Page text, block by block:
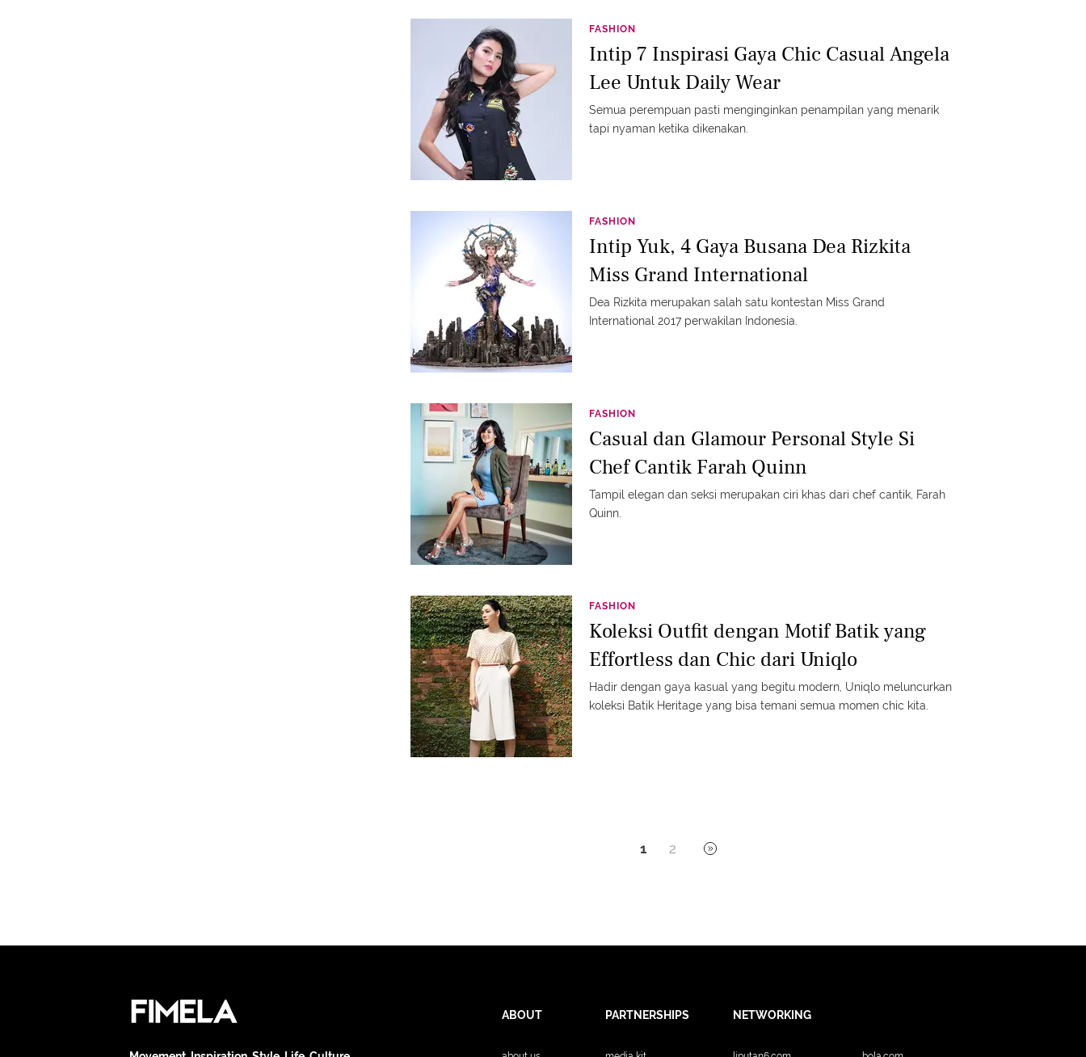
FASHION
Intip 7 Inspirasi Gaya Chic Casual Angela
Lee Untuk Daily Wear
Semua perempuan pasti menginginkan penampilan yang menarik
tapi nyaman ketika dikenakan.
FASHION
Intip Yuk, 4 Gaya Busana Dea Rizkita
Miss Grand International
Dea Rizkita merupakan salah satu kontestan Miss Grand
International 2017 perwakilan Indonesia.
FASHION
Casual dan Glamour Personal Style Si
Chef Cantik Farah Quinn
Tampil elegan dan seksi merupakan ciri khas dari chef cantik, Farah
Quinn.
FASHION
Koleksi Outfit dengan Motif Batik yang
Effortless dan Chic dari Uniqlo
Hadir dengan gaya kasual yang begitu modern, Uniqlo meluncurkan
koleksi Batik Heritage yang bisa temani semua momen chic kita.
1 2
ABOUT PARTNERSHIPS NETWORKING